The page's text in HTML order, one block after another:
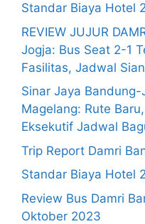
Standar Biaya Hotel
REVIEW JUJUR
Jogja: Bus Seat 2-1
Fasilitas, Jadwal
Sinar Jaya
Magelang: Rute
Eksekutif Jadwal
Trip Report Damri
Standar Biaya Hotel
Review Bus Damri
Oktober 2023